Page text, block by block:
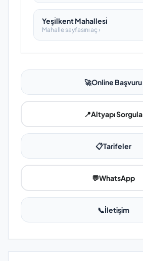
Yeşi̇lkent Mahallesi̇
Mahalle sayfasını aç ›
🚀Online Başvuru
📍Altyapı Sorgula
📋Tarifeler
💬WhatsApp
📞İletişim